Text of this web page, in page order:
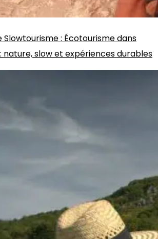
Slowtourisme: Écotourisme dans
: nature, slow et expériences durables